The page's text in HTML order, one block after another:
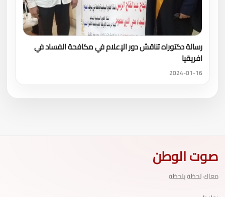
رسالة دكتوراه تناقش دور الإعلام في مكافحة الفساد في
افريقيا
2024-01-16
صوت الوطن
معاك لحظة بلحظة